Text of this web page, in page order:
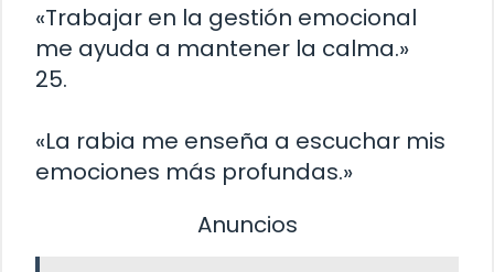
«Trabajar en la gestión emocional
me ayuda a mantener la calma.»
25.
«La rabia me enseña a escuchar mis
emociones más profundas.»
Anuncios